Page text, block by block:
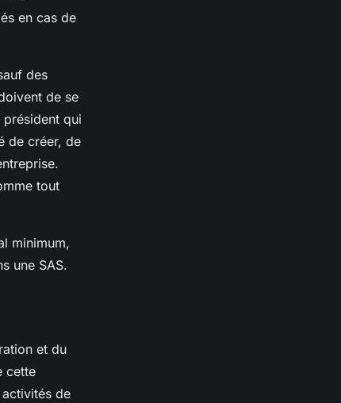
en cas de
des
de se
qui
de créer, de
tout
minimum,
une SAS.
et du
cette
de